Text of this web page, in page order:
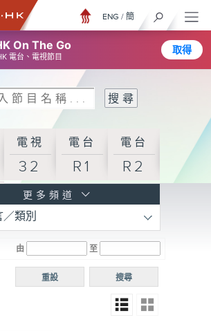
On The Go
電台、電視節目
取得
ENG / 簡
電視
32
電台
R1
電台
R2
電台
R5
電台
普通
更多頻道
類別
由 至
搜尋
重設